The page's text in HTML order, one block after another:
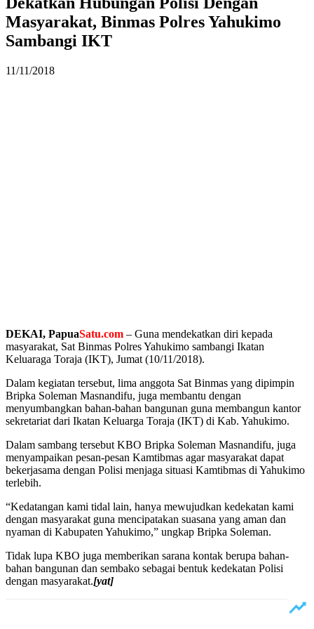
Masyarakat, Binmas Polres Yahukimo
Sambangi IKT
11/11/2018
DEKAI, PapuaSatu.com – Guna mendekatkan diri kepada
masyarakat, Sat Binmas Polres Yahukimo sambangi Ikatan
Keluaraga Toraja (IKT), Jumat (10/11/2018).
Dalam kegiatan tersebut, lima anggota Sat Binmas yang dipimpin
Bripka Soleman Masnandifu, juga membantu dengan
menyumbangkan bahan-bahan bangunan guna membangun kantor
sekretariat dari Ikatan Keluarga Toraja (IKT) di Kab. Yahukimo.
Dalam sambang tersebut KBO Bripka Soleman Masnandifu, juga
menyampaikan pesan-pesan Kamtibmas agar masyarakat dapat
bekerjasama dengan Polisi menjaga situasi Kamtibmas di Yahukimo
terlebih.
“Kedatangan kami tidal lain, hanya mewujudkan kedekatan kami
dengan masyarakat guna mencipatakan suasana yang aman dan
nyaman di Kabupaten Yahukimo,” ungkap Bripka Soleman.
Tidak lupa KBO juga memberikan sarana kontak berupa bahan-
bahan bangunan dan sembako sebagai bentuk kedekatan Polisi
dengan masyarakat.[yat]